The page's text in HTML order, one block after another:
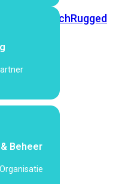
FortiSwitchRugged
Points
Wi-
Beheer